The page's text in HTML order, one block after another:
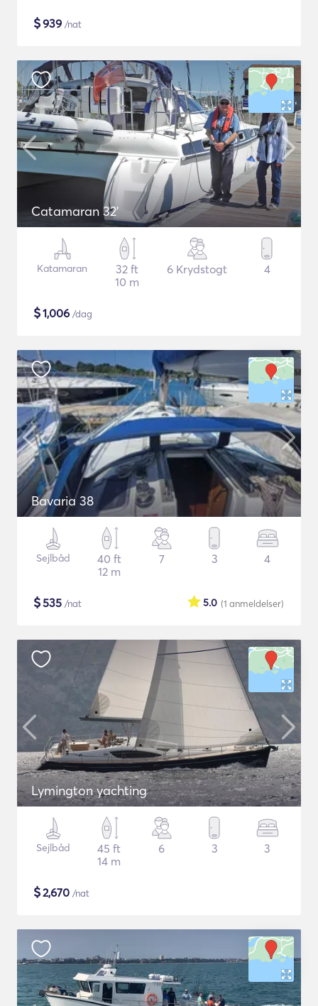
$939 /nat
Catamaran 32'
Katamaran
32 ft
10 m
6 Krydstogt 4
$1,006 /dag
Bavaria 38
Sejlbåd
40 ft
12 m
7 3 4
$535 /nat (1 anmeldelser)
5.0
Lymington yachting
Sejlbåd
45 ft
14 m
6 3 3
$2,670 /nat